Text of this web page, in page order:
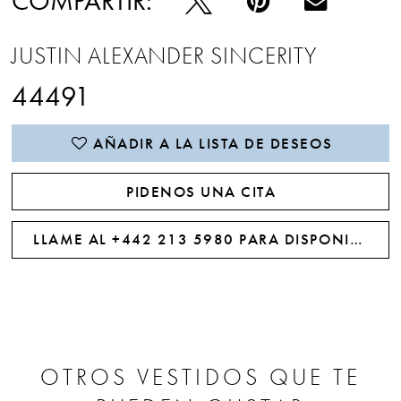
JUSTIN ALEXANDER SINCERITY
44491
AÑADIR A LA LISTA DE DESEOS
PIDENOS UNA CITA
LLAME AL +442 213 5980 PARA DISPONIBILIDAD
OTROS VESTIDOS QUE TE